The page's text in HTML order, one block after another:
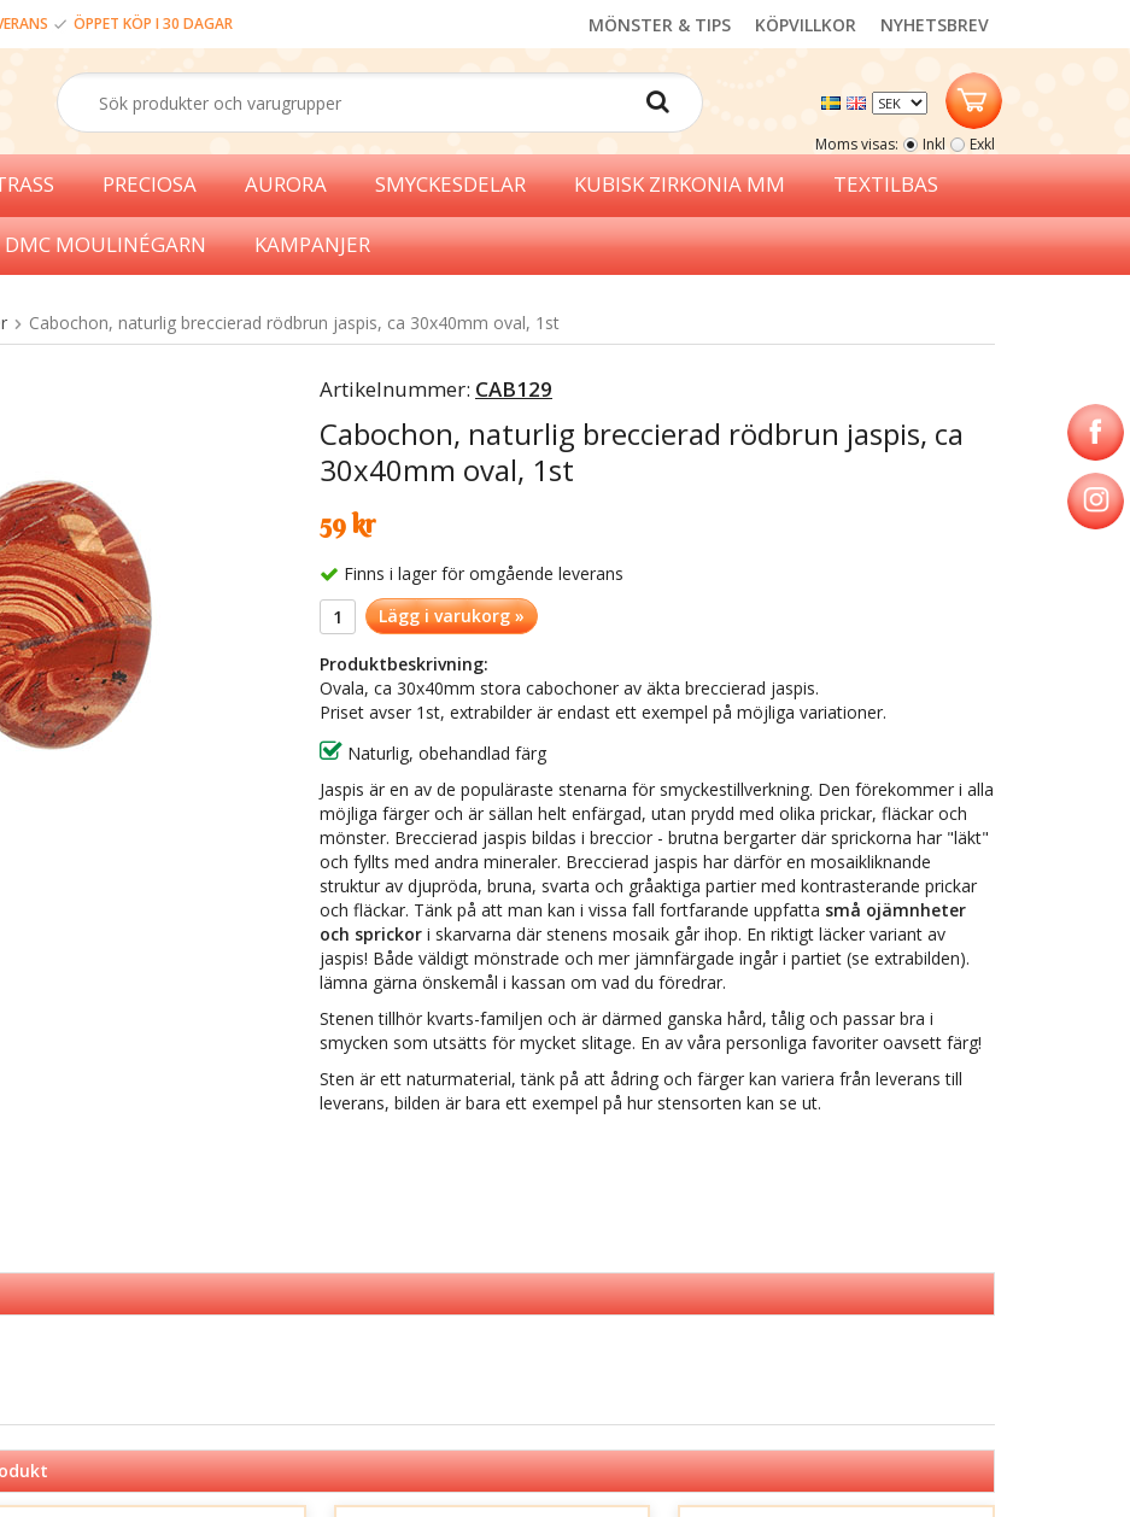
ÖPPET KÖP I 30 DAGAR NYHETSBREV
KÖPVILLKOR
MÖNSTER & TIPS
Moms visas: Inkl Exkl
PRECIOSA AURORA SMYCKESDELAR KUBISK ZIRKONIA MM TEXTILBAS
DMC MOULINÉGARN KAMPANJER
Cabochon, naturlig breccierad rödbrun jaspis, ca 30x40mm oval, 1st
Artikelnummer: CAB129
Cabochon, naturlig breccierad rödbrun jaspis, ca
30x40mm oval, 1st
59 kr
Finns i lager för omgående leverans
Lägg i varukorg »
Produktbeskrivning:
Ovala, ca 30x40mm stora cabochoner av äkta breccierad jaspis.
Priset avser 1st, extrabilder är endast ett exempel på möjliga variationer.
Naturlig, obehandlad färg
Jaspis är en av de populäraste stenarna för smyckestillverkning. Den förekommer i alla
möjliga färger och är sällan helt enfärgad, utan prydd med olika prickar, fläckar och
mönster. Breccierad jaspis bildas i breccior - brutna bergarter där sprickorna har "läkt"
och fyllts med andra mineraler. Breccierad jaspis har därför en mosaikliknande
struktur av djupröda, bruna, svarta och gråaktiga partier med kontrasterande prickar
och fläckar. Tänk på att man kan i vissa fall fortfarande uppfatta små ojämnheter
och sprickor i skarvarna där stenens mosaik går ihop. En riktigt läcker variant av
jaspis! Både väldigt mönstrade och mer jämnfärgade ingår i partiet (se extrabilden).
lämna gärna önskemål i kassan om vad du föredrar.
Stenen tillhör kvarts-familjen och är därmed ganska hård, tålig och passar bra i
smycken som utsätts för mycket slitage. En av våra personliga favoriter oavsett färg!
Sten är ett naturmaterial, tänk på att ådring och färger kan variera från leverans till
leverans, bilden är bara ett exempel på hur stensorten kan se ut.